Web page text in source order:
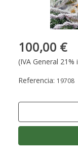
100,00 €
(IVA General 21%
Referencia: 19708